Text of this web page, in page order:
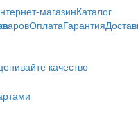
магазинКаталог
ОплатаГарантия